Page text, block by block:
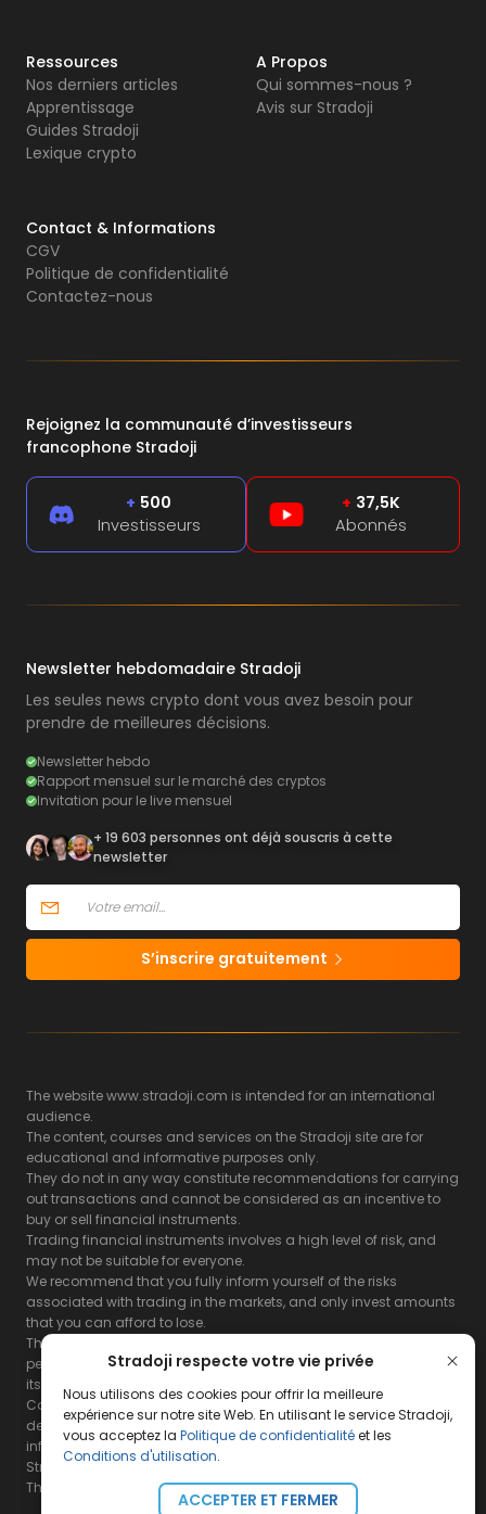
Stradoji respecte votre vie privée
Nous utilisons des cookies pour offrir la meilleure
expérience sur notre site Web. En utilisant le service Stradoji,
vous acceptez la Politique de confidentialitéet les
Conditions d'utilisation.
ACCEPTER ET FERMER
Ressources
Nos derniers articles
Apprentissage
Guides Stradoji
Lexique crypto
A Propos
Qui sommes-nous ?
Avis sur Stradoji
Contact & Informations
CGV
Politique de confidentialité
Contactez-nous
Rejoignez la communauté d’investisseurs
francophone Stradoji
+ 500
Investisseurs
+ 37,5K
Abonnés
Newsletter hebdomadaire Stradoji
Les seules news crypto dont vous avez besoin pour
prendre de meilleures décisions.
Newsletter hebdo
Rapport mensuel sur le marché des cryptos
Invitation pour le live mensuel
+ 19 603 personnes ont déjà souscris à cette
newsletter
S’inscrire gratuitement
The website www.stradoji.com is intended for an international
audience.
The content, courses and services on the Stradoji site are for
educational and informative purposes only.
They do not in any way constitute recommendations for carrying
out transactions and cannot be considered as an incentive to
buy or sell financial instruments.
Trading financial instruments involves a high level of risk, and
may not be suitable for everyone.
We recommend that you fully inform yourself of the risks
associated with trading in the markets, and only invest amounts
that you can afford to lose.
The Stradoji site does not guarantee the results or the
performance of products based on the information contained on
its site and its servers.
Consequently, the Stradoji site and its publishing company
decline all responsibility in the use that may be made of this
information and the consequences that may result therefrom.
Stradoji Services are not authorized for US citizens or US residents.
The full legal notices areavailable here.